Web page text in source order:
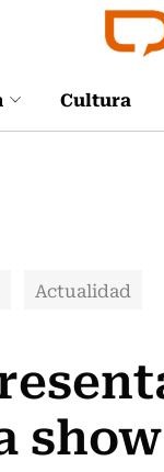
Cultura
Actualidad